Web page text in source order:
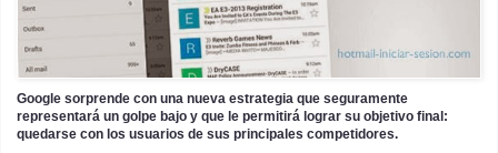
Google sorprende con una nueva estrategia que seguramente
representará un golpe bajo y que le permitirá lograr su objetivo final:
quedarse con los usuarios de sus principales competidores.